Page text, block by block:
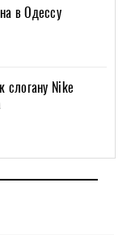
в Одессу
слогану Nike